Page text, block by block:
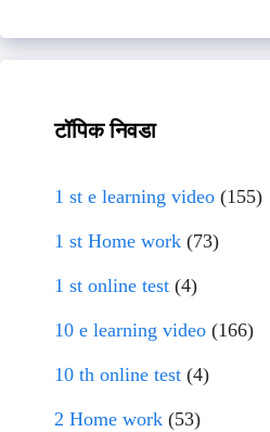
टॉपिक निवडा
1 st e learning video (155)
1 st Home work (73)
1 st online test (4)
10 e learning video (166)
10 th online test (4)
2 Home work (53)